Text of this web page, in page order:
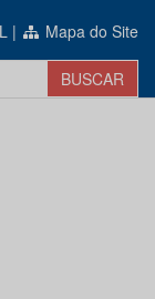
| Mapa do Site